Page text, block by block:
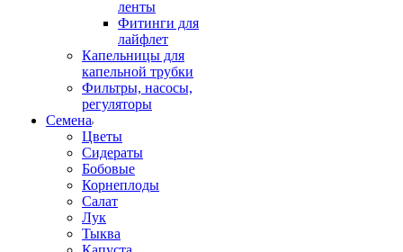
ленты
Фитинги для
лайфлет
Капельницы для
капельной трубки
Фильтры, насосы,
регуляторы
Семена
Цветы
Сидераты
Бобовые
Корнеплоды
Салат
Лук
Тыква